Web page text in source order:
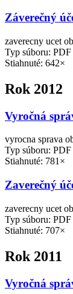
Záverečný
zaverecny ucet
Typ súboru:
Stiahnuté: 642×
Rok 2012
Vyročná
vyrocna sprava
Typ súboru:
Stiahnuté: 781×
Zaverečný
zaverecny ucet
Typ súboru:
Stiahnuté: 707×
Rok 2011
Vyročná